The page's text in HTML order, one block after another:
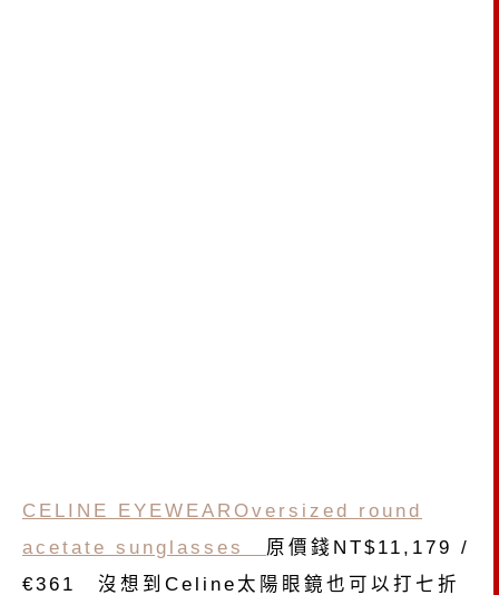
CELINE EYEWEAROversized round
acetate sunglasses 原價錢NT$11,179 /
€361 沒想到Celine太陽眼鏡也可以打七折